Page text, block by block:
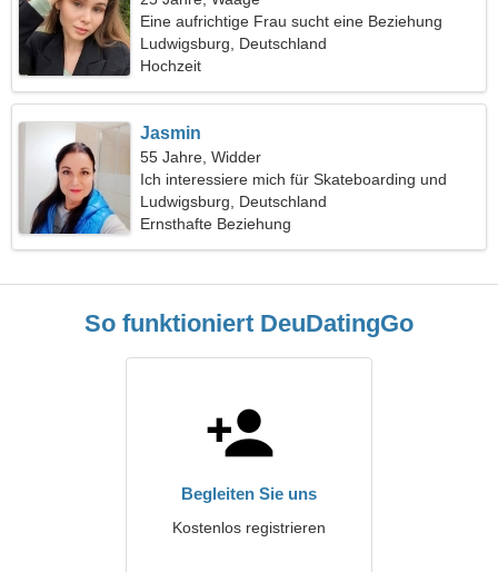
Eine aufrichtige Frau sucht eine Beziehung
Ludwigsburg, Deutschland
Hochzeit
Jasmin
55 Jahre, Widder
Ich interessiere mich für Skateboarding und
Haustiere
Ludwigsburg, Deutschland
Ernsthafte Beziehung
So funktioniert DeuDatingGo
Begleiten Sie uns
Kostenlos registrieren